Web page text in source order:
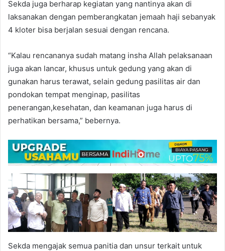
Sekda juga berharap kegiatan yang nantinya akan di
laksanakan dengan pemberangkatan jemaah haji sebanyak
4 kloter bisa berjalan sesuai dengan rencana.
“Kalau rencananya sudah matang insha Allah pelaksanaan
juga akan lancar, khusus untuk gedung yang akan di
gunakan harus terawat, selain gedung pasilitas air dan
pondokan tempat menginap, pasilitas
penerangan,kesehatan, dan keamanan juga harus di
perhatikan bersama,” bebernya.
Sekda mengajak semua panitia dan unsur terkait untuk